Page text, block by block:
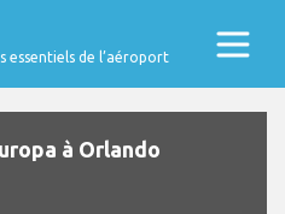
essentiels de l’aéroport
à Orlando